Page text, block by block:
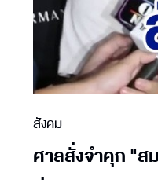
สังคม
ศาลสั่งจำคุก "ส